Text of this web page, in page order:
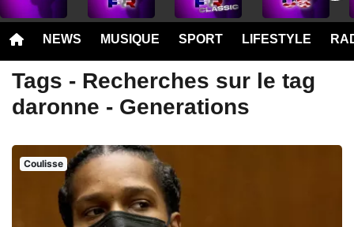
NEWS MUSIQUE SPORT LIFESTYLE
Tags - Recherches sur le tag
daronne - Generations
Coulisse